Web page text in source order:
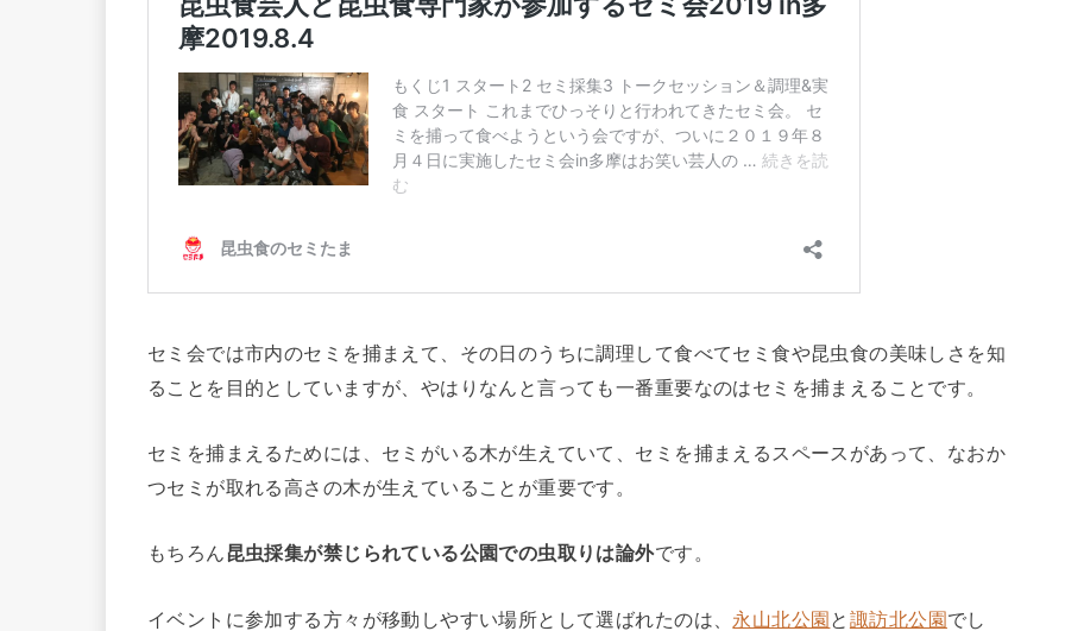
セミ会では市内のセミを捕まえて、その日のうちに調理して食べてセミ食や昆虫食の美味しさを知
ることを目的としていますが、やはりなんと言っても一番重要なのはセミを捕まえることです。
セミを捕まえるためには、セミがいる木が生えていて、セミを捕まえるスペースがあって、なおか
つセミが取れる高さの木が生えていることが重要です。
もちろん昆虫採集が禁じられている公園での虫取りは論外です。
イベントに参加する方々が移動しやすい場所として選ばれたのは、 永山北公園と 諏訪北公園でし